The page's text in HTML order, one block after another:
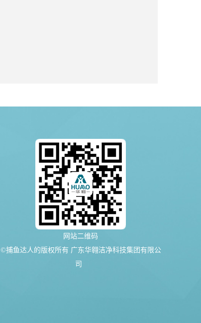
网站二维码
©捕鱼达人的版权所有 广东华翱洁净科技集团有限公
司